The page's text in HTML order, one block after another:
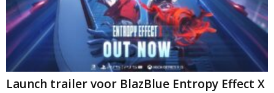
Launch trailer voor BlazBlue Entropy Effect X